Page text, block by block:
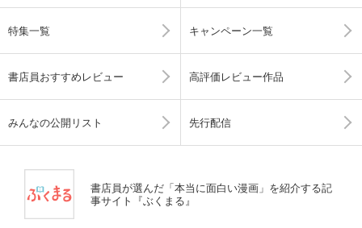
特集一覧 キャンペーン一覧
書店員おすすめレビュー 高評価レビュー作品
みんなの公開リスト 先行配信
書店員が選んだ「本当に面白い漫画」を紹介する記
事サイト『ぶくまる』